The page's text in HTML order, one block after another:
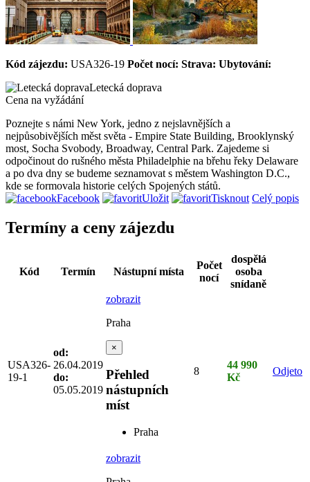
Kód zájezdu: USA326-19 Počet nocí: Strava: Ubytování:
Letecká doprava
Cena na vyžádání
Poznejte s námi New York, jedno z nejslavnějších a
nejpůsobivějších měst světa - Empire State Building, Brooklynský
most, Socha Svobody, Broadway, Central Park. Zajedeme si
odpočinout do rušného města Philadelphie na břehu řeky Delaware
a po dva dny se budeme seznamovat s městem Washington D.C.,
kde se formovala historie celých Spojených států.
Facebook
Uložit Tisknout Celý popis
Termíny a ceny zájezdu
Kód Termín Nástupní místa
Počet
nocí
dospělá
osoba
snídaně
USA326-
19-1
od:
26.04.2019
do:
05.05.2019
zobrazit
Praha
×
Přehled
nástupních
míst
Praha
8
44 990
Kč
Odjeto
zobrazit